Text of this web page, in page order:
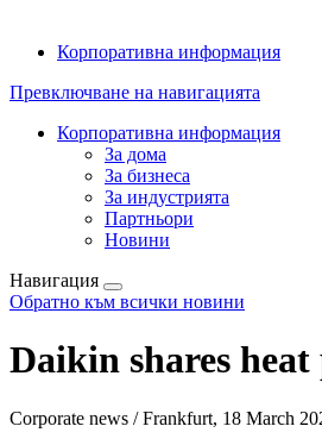
Корпоративна информация
Превключване на навигацията
Корпоративна информация
За дома
За бизнеса
За индустрията
Партньори
Новини
Навигация
Обратно към всички новини
Daikin shares
Corporate news / Frankfurt, 18 March